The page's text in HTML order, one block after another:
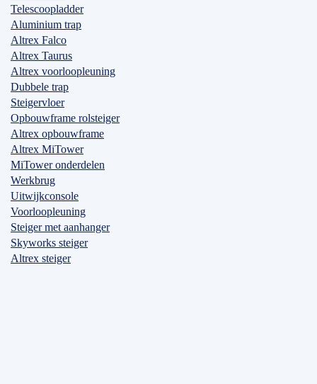
Telescoopladder
Aluminium trap
Altrex Falco
Altrex Taurus
Altrex voorloopleuning
Dubbele trap
Steigervloer
Opbouwframe rolsteiger
Altrex opbouwframe
Altrex MiTower
MiTower onderdelen
Werkbrug
Uitwijkconsole
Voorloopleuning
Steiger met aanhanger
Skyworks steiger
Altrex steiger